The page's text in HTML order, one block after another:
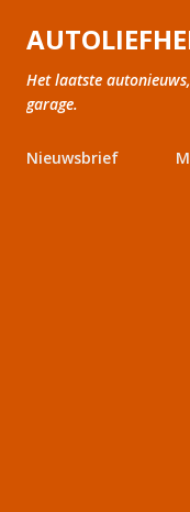
Het laatste
garage.
Nieuwsbrief